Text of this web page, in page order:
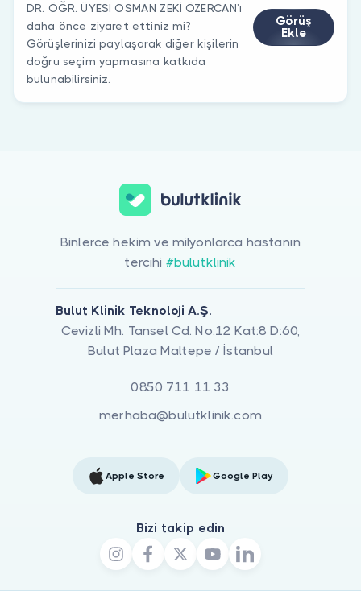
DR. ÖĞR. ÜYESİ OSMAN ZEKİ ÖZERCAN’ı
daha önce ziyaret ettiniz mi?
Görüşlerinizi paylaşarak diğer kişilerin
doğru seçim yapmasına katkıda
bulunabilirsiniz.
Görüş
Ekle
Binlerce hekim ve milyonlarca hastanın
tercihi #bulutklinik
Bulut Klinik Teknoloji A.Ş.
Cevizli Mh. Tansel Cd. No:12 Kat:8 D:60,
Bulut Plaza Maltepe / İstanbul
0850 711 11 33
merhaba@bulutklinik.com
Apple Store Google Play
Bizi takip edin